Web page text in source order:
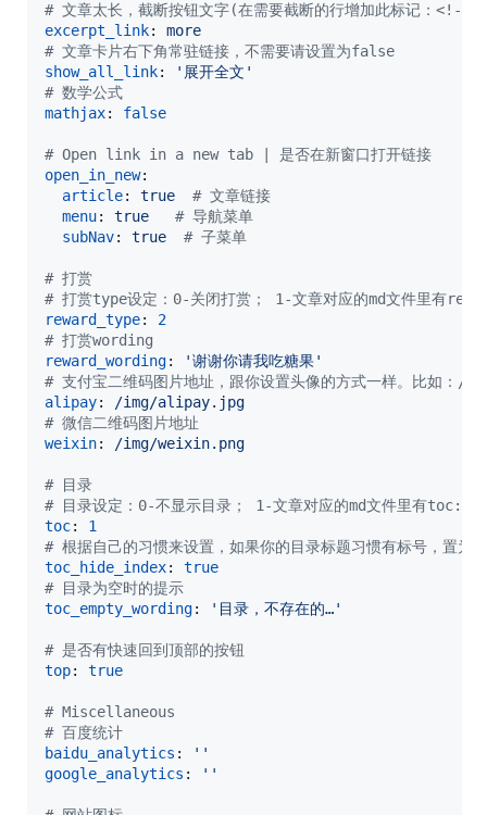
# 文章太长，截断按钮文字(在需要截断的行增加此标记：<!--
excerpt_link: more
# 文章卡片右下角常驻链接，不需要请设置为false
show_all_link: ' 展开全文 '
# 数学公式
mathjax: false
# Open link in a new tab | 是否在新窗口打开链接
open_in_new:
article: true # 文章链接
menu: true # 导航菜单
subNav: true # 子菜单
# 打赏
# 打赏type设定：0-关闭打赏； 1-文章对应的md文件里有
reward_type: 2
# 打赏wording
reward_wording: '谢谢你请我吃糖果'
# 支付宝二维码图片地址，跟你设置头像的方式一样。比如
alipay:
/img/alipay.jpg
# 微信二维码图片地址
weixin: /img/weixin.png
# 目录
# 目录设定：0-不显示目录； 1-文章对应的md文件里有
toc: 1
# 根据自己的习惯来设置，如果你的目录标题习惯有标号，置
toc_hide_index: true
# 目录为空时的提示
toc_empty_wording: ' 目录，不存在的…'
# 是否有快速回到顶部的按钮
top: true
# Miscellaneous
# 百度统计
baidu_analytics : ' '
google_analytics : ' '